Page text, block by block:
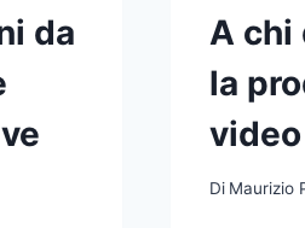
da
A chi
la
Di Maurizio